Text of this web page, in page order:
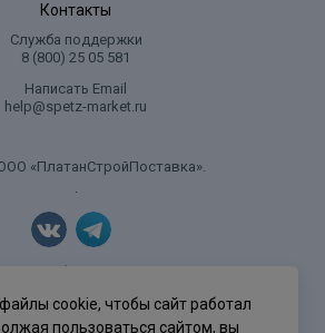
Контакты
Служба поддержки
8 (800) 25 05 581
Написать Email
help@spetz-market.ru
«ПлатанСтройПоставка».
.
конфиденциальности
cookie, чтобы сайт работал
пользоваться сайтом, вы